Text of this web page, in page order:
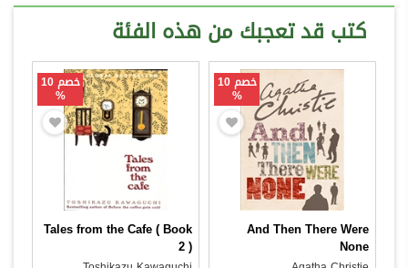
كتب قد تعجبك من هذه الفئة
خصم 10
%
And Then There Were
None
خصم 10
%
Tales from the Cafe ( Book
2 )